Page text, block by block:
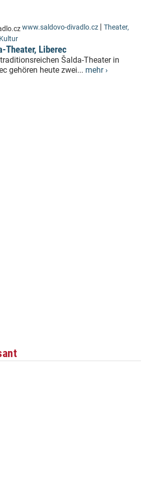
www.saldovo-divadlo.cz | Theater,
Kultur
Theater, Liberec
Šalda-Theater in
gehören heute zwei... mehr ›